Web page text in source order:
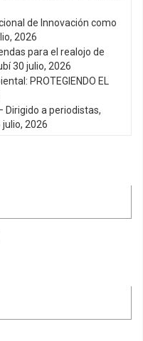
de Innovación como
2026
para el realojo de
30 julio, 2026
PROTEGIENDO EL
Dirigido a periodistas,
julio, 2026